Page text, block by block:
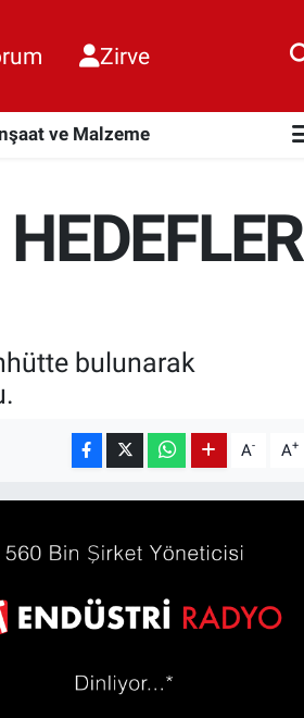
Zirve
ve Malzeme
bulunarak
A- A+